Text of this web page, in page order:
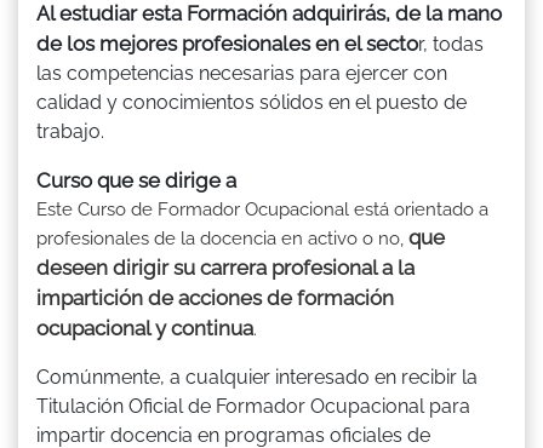
Al estudiar esta Formación adquirirás, de la mano
de los mejores profesionales en el sector, todas
las competencias necesarias para ejercer con
calidad y conocimientos sólidos en el puesto de
trabajo.
Curso que se dirige a
Este Curso de Formador Ocupacional está orientado a
profesionales de la docencia en activo o no, que
deseen dirigir su carrera profesional a la
impartición de acciones de formación
ocupacional y continua.
Comúnmente, a cualquier interesado en recibir la
Titulación Oficial de Formador Ocupacional para
impartir docencia en programas oficiales de